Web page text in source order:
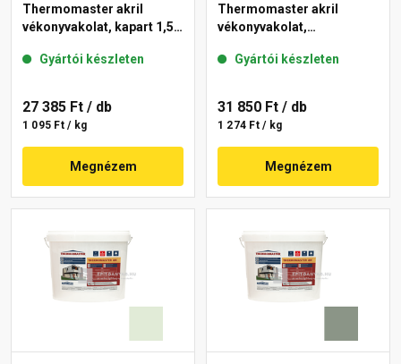
Thermomaster akril
vékonyvakolat, kapart 1,5
Gyártói készleten
27 385 Ft / db
1 095 Ft / kg
Megnézem
Thermomaster akril
vékonyvakolat,
41-D 25 kg
Gyártói készleten
31 850 Ft / db
1 274 Ft / kg
Megnézem